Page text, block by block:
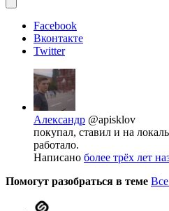
Facebook
Вконтакте
Twitter
Александр @apisklov
покупал, ставил и на
работало.
Написано более трёх лет
Помогут разобраться в теме